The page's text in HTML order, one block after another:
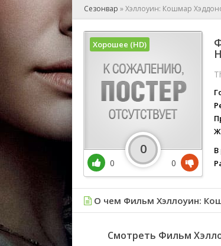
Сезонвар »Хэллоуин: Кошмар
В
Хорошее (HD)
0
0
0
О чем Фильм Хэллоуин:
Смотреть Фильм